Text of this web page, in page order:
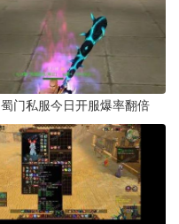
蜀门私服今日开服爆率翻倍